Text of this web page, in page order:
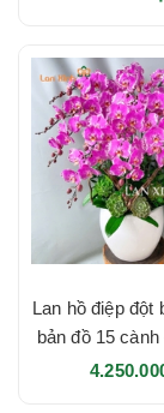
Lan hồ điệp đột
bản đồ 15